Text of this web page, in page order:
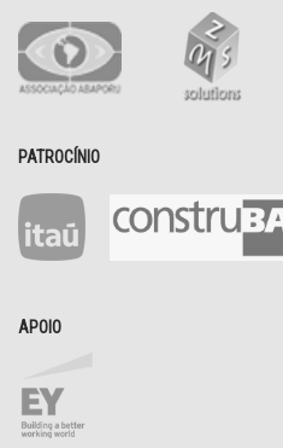
PATROCÍNIO
APOIO